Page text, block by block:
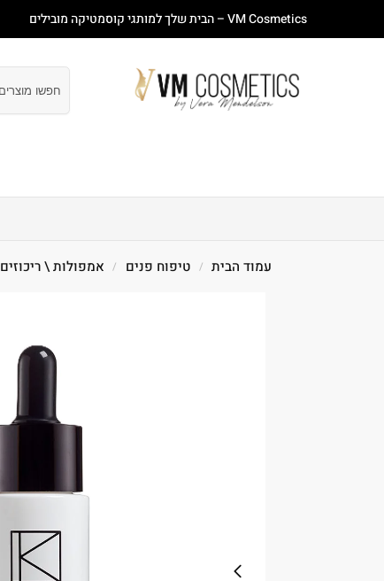
VM Cosmetics – הבית שלך למותגי קוסמטיקה מובילים
עמוד הבית / טיפוח פנים / אמפולות \ ריכוזים